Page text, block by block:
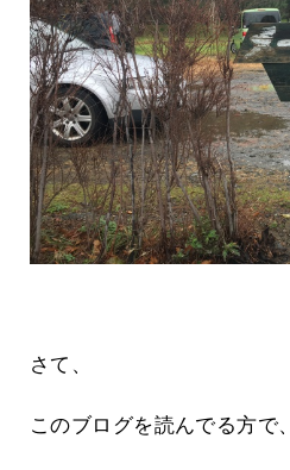
さて、
このブログを読んでる方で、